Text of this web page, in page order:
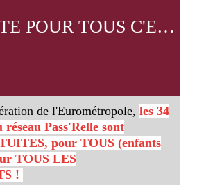
LA GRATUITE POUR TOUS C'EST MAINTENANT !
de l'Eurométropole, les 34
Pass'Relle sont
pour TOUS (enfants
TOUS LES
!